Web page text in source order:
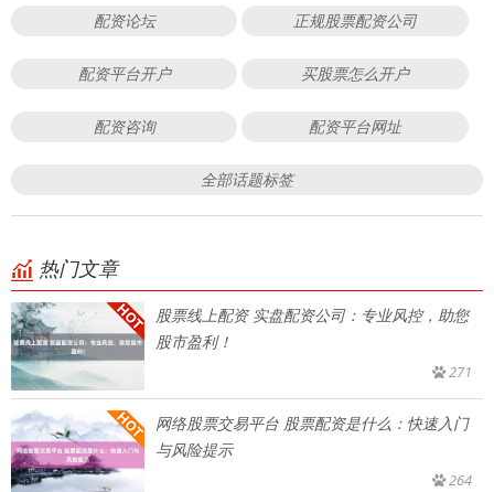
配资论坛 正规股票配资公司
配资平台开户 买股票怎么开户
配资咨询 配资平台网址
全部话题标签
热门文章
股票线上配资 实盘配资公司：专业风控，助您
股市盈利！
271
网络股票交易平台 股票配资是什么：快速入门
与风险提示
264